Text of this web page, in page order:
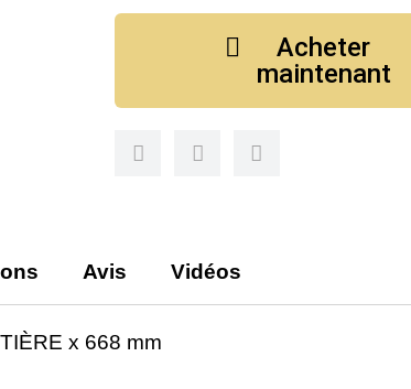
Acheter
maintenant
Avis Vidéos
x 668 mm